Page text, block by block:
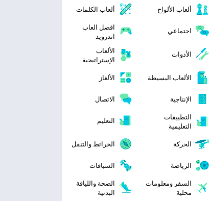
ألعاب الألواح ألعاب الكلمات
اجتماعي
افضل العاب
اندرويد
الأدوات
الألعاب
الإستراتيجية
الألعاب البسيطة
الألغاز
الإنتاجية
الاتصال
التطبيقات
التعليمية
التعليم
الحركة الخرائط والتنقل
الرياضة
السباقات
السفر ومعلومات
محلية
الصحة واللياقة
البدنية